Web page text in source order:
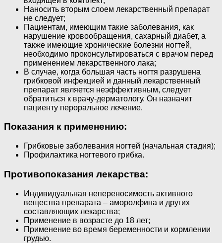
Наносить вторым слоем лекарственный препарат
не следует;
Пациентам, имеющим такие заболевания, как
нарушение кровообращения, сахарный диабет, а
также имеющие хронические болезни ногтей,
необходимо проконсультироваться с врачом перед
применением лекарственного лака;
В случае, когда большая часть ногтя разрушена
грибковой инфекцией и данный лекарственный
препарат является неэффективным, следует
обратиться к врачу-дерматологу. Он назначит
пациенту пероральное лечение.
Показания к применению:
Грибковые заболевания ногтей (начальная стадия);
Профилактика ногтевого грибка.
Противопоказания лекарства:
Индивидуальная непереносимость активного
вещества препарата – аморолфина и других
составляющих лекарства;
Применение в возрасте до 18 лет;
Применение во время беременности и кормлении
грудью.